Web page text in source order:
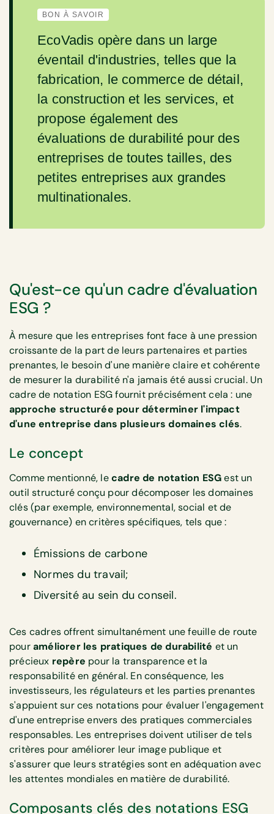
BON À SAVOIR
EcoVadis opère dans un large
éventail d'industries, telles que la
fabrication, le commerce de détail,
la construction et les services, et
propose également des
évaluations de durabilité pour des
entreprises de toutes tailles, des
petites entreprises aux grandes
multinationales.
Qu'est-ce qu'un cadre d'évaluation
ESG ?
À mesure que les entreprises font face à une pression
croissante de la part de leurs partenaires et parties
prenantes, le besoin d'une manière claire et cohérente
de mesurer la durabilité n'a jamais été aussi crucial. Un
cadre de notation ESG fournit précisément cela : une
approche structurée pour déterminer l'impact
d'une entreprise dans plusieurs domaines clés.
Le concept
Comme mentionné, lecadre de notation ESGest un
outil structuré conçu pour décomposer les domaines
clés (par exemple, environnemental, social et de
gouvernance) en critères spécifiques, tels que :
Émissions de carbone
Normes du travail;
Diversité au sein du conseil.
Ces cadres offrent simultanément une feuille de route
pouraméliorer les pratiques de durabilité et un
précieux repère pour la transparence et la
responsabilité en général. En conséquence, les
investisseurs, les régulateurs et les parties prenantes
s'appuient sur ces notations pour évaluer l'engagement
d'une entreprise envers des pratiques commerciales
responsables. Les entreprises doivent utiliser de tels
critères pour améliorer leur image publique et
s'assurer que leurs stratégies sont en adéquation avec
les attentes mondiales en matière de durabilité.
Composants clés des notations ESG